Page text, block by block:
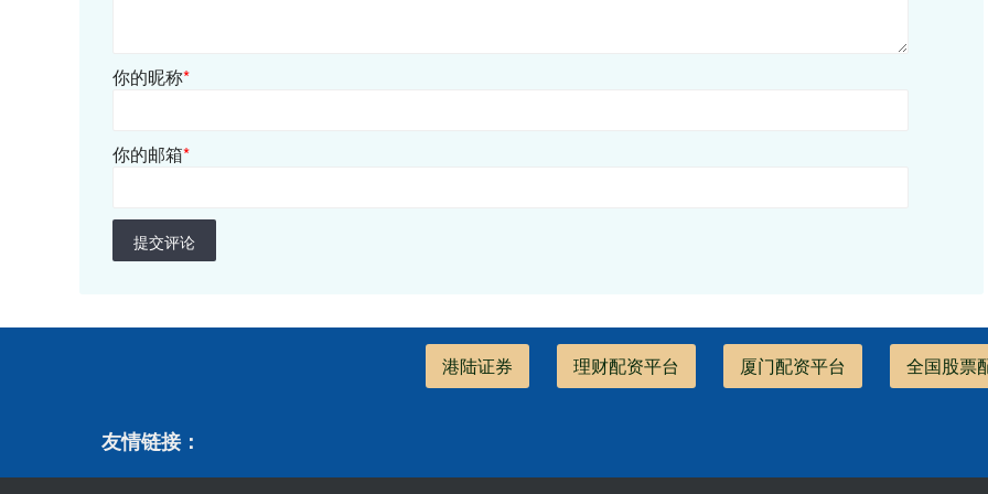
你的昵称*
你的邮箱*
提交评论
港陆证券 理财配资平台 厦门配资平台 全国股票
友情链接：